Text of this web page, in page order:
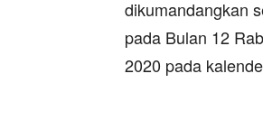
dikumandangkan
pada Bulan 12
2020 pada